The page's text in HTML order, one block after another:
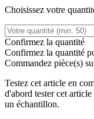
Choisissez votre
Confirmez la quantité
Confirmez la quantité
Commandez pièce(s)
Testez cet article en
d'abord tester cet
un échantillon.